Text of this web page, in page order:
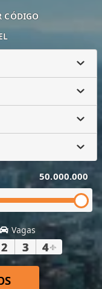
CÓDIGO
50.000.000
Vagas
2 3 4+